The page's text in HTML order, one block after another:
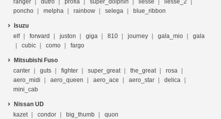
ranger
dutro profia super_dolphin liesse
liesse_2
poncho
melpha rainbow selega blue_ribbon
Isuzu
elf
forward juston giga 810 journey gala_mio
gala
cubic
como fargo
Mitsubishi Fuso
canter
guts fighter super_great the_great
rosa
aero_midi
aero_queen aero_ace aero_star
delica
mini_cab
Nissan UD
kazet
condor big_thumb quon